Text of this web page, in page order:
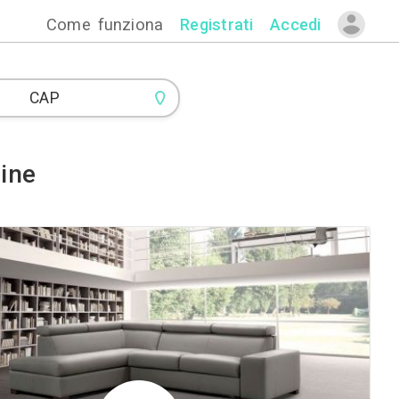
Come
di Cucine